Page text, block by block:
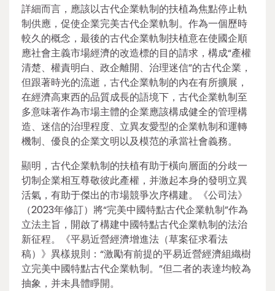
詳細而言，應該以古代企業軌制的扶植為焦點停止軌
制供應，促使企業完美古代企業軌制。作為一個歷時
較久的概念，最後的古代企業軌制扶植意在使國企順
應社會主義市場經濟的改造標的目的請求，構成“產權
清楚、權責明白、政企離開、治理迷信”的古代企業，
但跟著時光的流逝，古代企業軌制的內在有所擴展，
在經濟高東西的品質成長的語境下，古代企業軌制至
多意味著作為市場主體的企業應該構成健全的管理構
造、迷信的治理程度、立異友愛型的企業軌制和運轉
機制、優良的企業文明以及模范的承當社會義務。
顯明，古代企業軌制的扶植有助于橫向層面的分歧一
切制企業相互尊敬彼此產權，并激起本身的發明立異
活氣，有助于傑出的市場競爭次序構建。《公司法》
（2023年修訂）將“完美中國特點古代企業軌制”作為
立法主旨，開啟了構建中國特點古代企業軌制的法治
新征程。《平易近營經濟增進法（草案征求看法
稿）》異樣規則：“激勵有前提的平易近營經濟組織樹
立完美中國特點古代企業軌制。”但二者的表達均較為
抽象，并未具體睜開。